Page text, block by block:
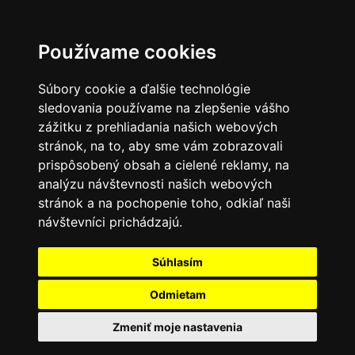
Používame cookies
Súbory cookie a ďalšie technológie
sledovania používame na zlepšenie vášho
zážitku z prehliadania našich webových
stránok, na to, aby sme vám zobrazovali
prispôsobený obsah a cielené reklamy, na
analýzu návštevnosti našich webových
stránok a na pochopenie toho, odkiaľ naši
návštevníci prichádzajú.
Súhlasím
Odmietam
Zmeniť moje nastavenia